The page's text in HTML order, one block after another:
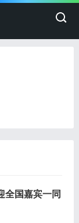
全国嘉宾一同